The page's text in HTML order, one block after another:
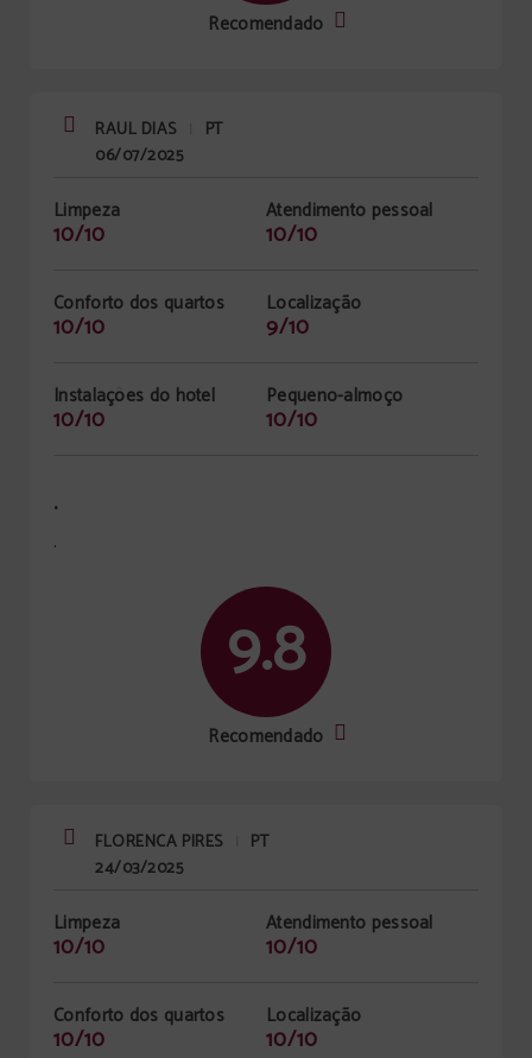
Recomendado
RAUL DIAS
PT
06/07/2025
Limpeza
10/10
Atendimento pessoal
10/10
Conforto dos quartos
10/10
Localização
9/10
Instalações do hotel
10/10
Pequeno-almoço
10/10
.
.
9.8
Recomendado
FLORENCA PIRES
PT
24/03/2025
Limpeza
10/10
Atendimento pessoal
10/10
Conforto dos quartos
10/10
Localização
10/10